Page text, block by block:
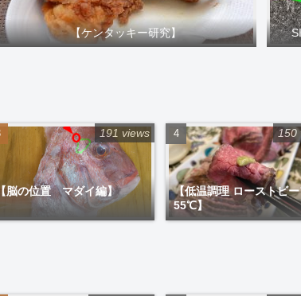
【ケンタッキー研究】
【脳の位置 マダイ編】
191 views
【低温調理 ローストビ
55℃】
150